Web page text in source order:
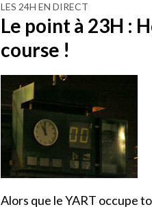
LES 24H EN DIRECT
Le point à 23H :
course !
Alors que le YART occupe